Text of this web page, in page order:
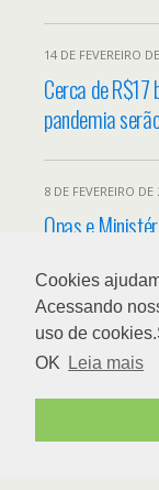
Cookies
Acessando
uso de
OK
Leia mais
14 DE FEVEREIRO
Cerca de
pandemia
8 DE FEVEREIRO DE
Opas e
Econômico-